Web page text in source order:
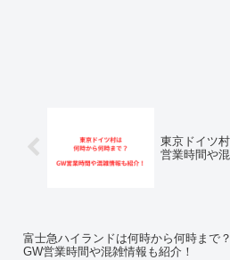
東京ドイツ
営業時間や
富士急ハイランドは何時から何時まで？
GW営業時間や混雑情報も紹介！